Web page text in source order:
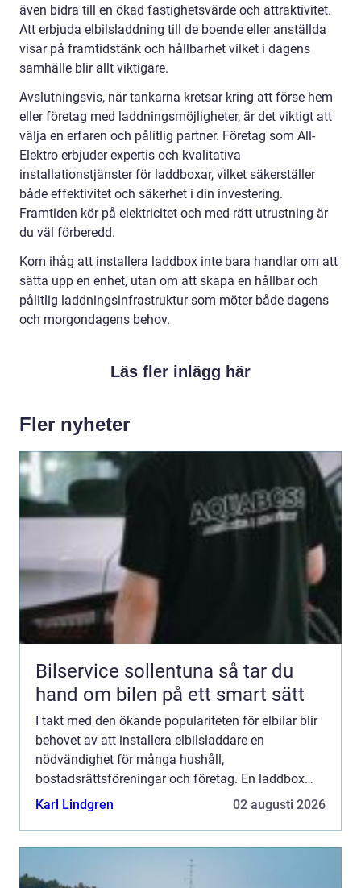
även bidra till en ökad fastighetsvärde och attraktivitet.
Att erbjuda elbilsladdning till de boende eller anställda
visar på framtidstänk och hållbarhet vilket i dagens
samhälle blir allt viktigare.
Avslutningsvis, när tankarna kretsar kring att förse hem
eller företag med laddningsmöjligheter, är det viktigt att
välja en erfaren och pålitlig partner. Företag som All-
Elektro erbjuder expertis och kvalitativa
installationstjänster för laddboxar, vilket säkerställer
både effektivitet och säkerhet i din investering.
Framtiden kör på elektricitet och med rätt utrustning är
du väl förberedd.
Kom ihåg att installera laddbox inte bara handlar om att
sätta upp en enhet, utan om att skapa en hållbar och
pålitlig laddningsinfrastruktur som möter både dagens
och morgondagens behov.
Läs fler inlägg här
Fler nyheter
Bilservice sollentuna så tar du
hand om bilen på ett smart sätt
I takt med den ökande populariteten för elbilar blir
behovet av att installera elbilsladdare en
nödvändighet för många hushåll,
bostadsrättsföreningar och företag. En laddbox
erbjuder inte bara bekv...
Karl Lindgren 02 augusti 2026